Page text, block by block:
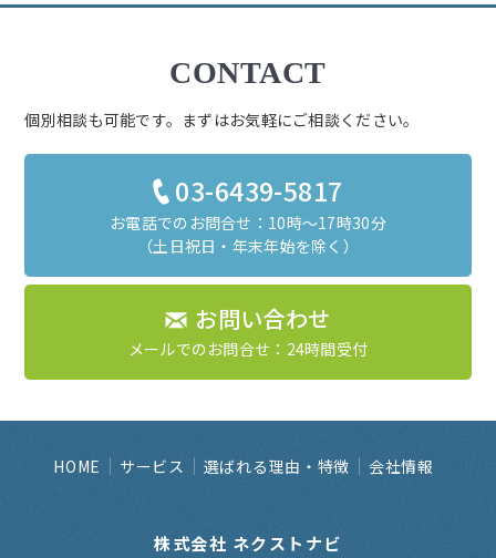
CONTACT
個別相談も可能です。まずはお気軽にご相談ください。
03-6439-5817
お電話でのお問合せ：10時～17時30分
（土日祝日・年末年始を除く）
お問い合わせ
メールでのお問合せ：24時間受付
HOME サービス 選ばれる理由・特徴 会社情報
株式会社 ネクストナビ